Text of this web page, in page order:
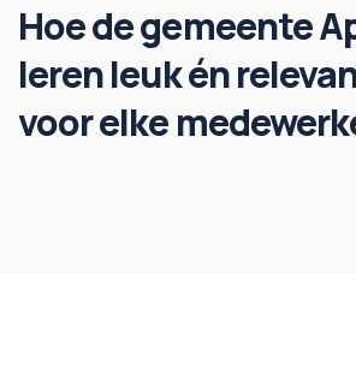
Hoe de gemeente
leren leuk én
voor elke